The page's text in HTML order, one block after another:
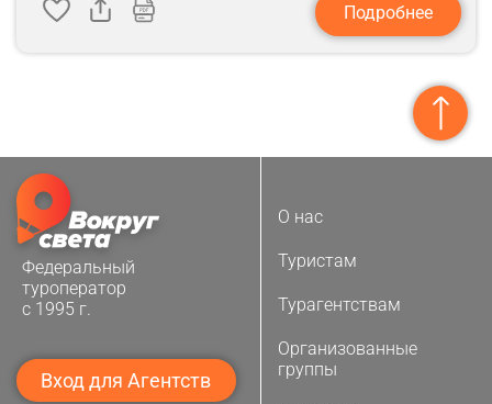
Подробнее
Федеральный
туроператор
с 1995 г.
Вход для Агентств
О нас
Туристам
Турагентствам
Организованные
группы